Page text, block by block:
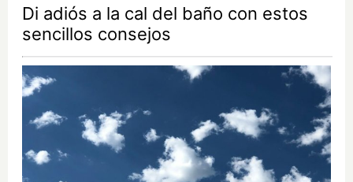
Di adiós a la cal del baño con estos
sencillos consejos